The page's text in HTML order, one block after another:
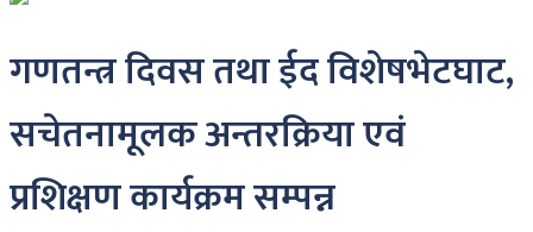
गणतन्त्र दिवस तथा ईद विशेषभेटघाट,
सचेतनामूलक अन्तरक्रिया एवं
प्रशिक्षण कार्यक्रम सम्पन्न